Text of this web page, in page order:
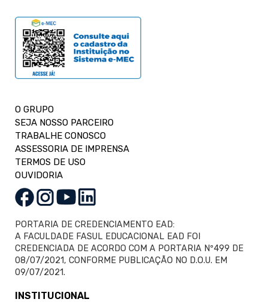
O GRUPO
SEJA NOSSO PARCEIRO
TRABALHE CONOSCO
ASSESSORIA DE IMPRENSA
TERMOS DE USO
OUVIDORIA
PORTARIA DE CREDENCIAMENTO EAD:
A FACULDADE FASUL EDUCACIONAL EAD FOI
CREDENCIADA DE ACORDO COM A PORTARIA Nº499 DE
08/07/2021, CONFORME PUBLICAÇÃO NO D.O.U. EM
09/07/2021.
INSTITUCIONAL